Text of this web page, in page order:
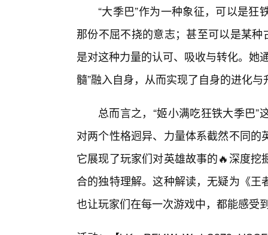
“大季巴”作为一种象征，可以是
那份不屈不挠的意志；甚至可以是某
是对这种力量的认可、吸收与转化。她
髓”融入自身，从而实现了自身的进化与
总而言之，“姬小满吃狂铁大季巴
对两个性格迥异、力量体系截然不同
它展现了玩家们对英雄故事的🔥深度
合的独特理解。这种解读，无疑为《
也让玩家们在每一次游戏中，都能感受